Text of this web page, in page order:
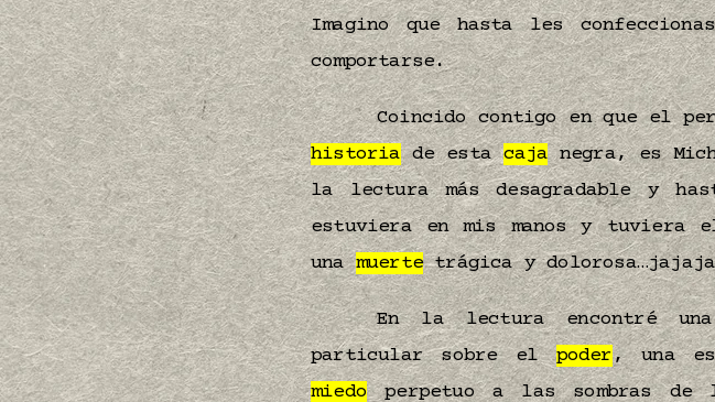
Imagino que hasta les
comportarse.
Coincido contigo en que el
historiade estacajanegra, es
la lectura más desagradable y
estuviera en mis manos y tuviera
unamuertetrágica y
En la lectura encontré
particular sobre elpoder, una
miedoperpetuo a las sombras de